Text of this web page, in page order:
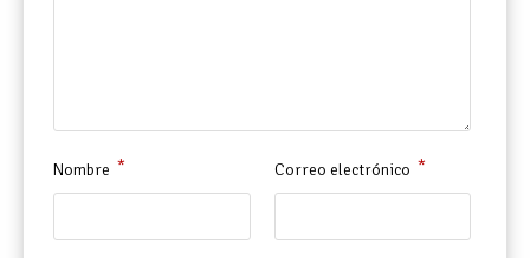
Nombre * Correo electrónico *